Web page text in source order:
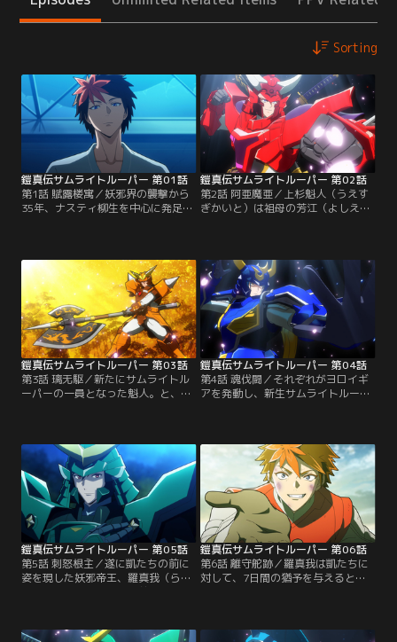
Sorting
鎧真伝サムライトルーパー 第01話
第1話 賦露楼寓／妖邪界の襲撃から
35年、ナスティ柳生を中心に発足し
していた。再び妖邪界が侵攻してく
るかもしれないその日に備え
て……。そしてついにその日がやっ
てきた。突如妖邪界と人間界を繋ぐ
門が現れ、妖邪による人間界への侵
攻が始まる。【提供：バンダイチャ
ンネル】
鎧真伝サムライトルーパー 第02話
第2話 阿亜魔亜／上杉魁人（うえす
ぎかいと）は祖母の芳江（よしえ）
い死者たちが“カイライ”となり魁人
に襲いかかってきた。他の生存者を
守るためアンダーギアになって戦お
うとするも、人間だったカイライた
ちを前に攻撃を躊躇ってしまう。
【提供：バンダイチャンネル】
鎧真伝サムライトルーパー 第03話
第3話 璃无駆／新たにサムライトル
ーパーの一員となった魁人。と、勝
の特訓を開始する。しかし熱意十分
で参加した大和はアンダーギアにす
らなることができない。そんな歯が
ゆい状況で十勇士のサイゾウとカマ
ノスケが攻めてくる。【提供：バン
ダイチャンネル】
鎧真伝サムライトルーパー 第04話
第4話 魂伐闘／それぞれがヨロイギ
アを発動し、新生サムライトルーパ
「妖邪もトルーパーも俺が無双して
やるよ」と言い切り、独自に開発し
たパワードスーツを纏う青年は敵か
味方か。そんな中で龍成が原因不明
の毒により倒れてしまう。【提供：
バンダイチャンネル】
鎧真伝サムライトルーパー 第05話
第5話 刺怒根主／遂に凱たちの前に
姿を現した妖邪帝王、羅真我（らま
が）。その圧倒的な力の前に凱たち
て駆けつけて、紫音と共にサムライ
鎧真伝サムライトルーパー 第06話
第6話 離守舵跡／羅真我は凱たちに
対して、7日間の猶予を与えるとい
ちは龍成を失った悲しみと戦いの非